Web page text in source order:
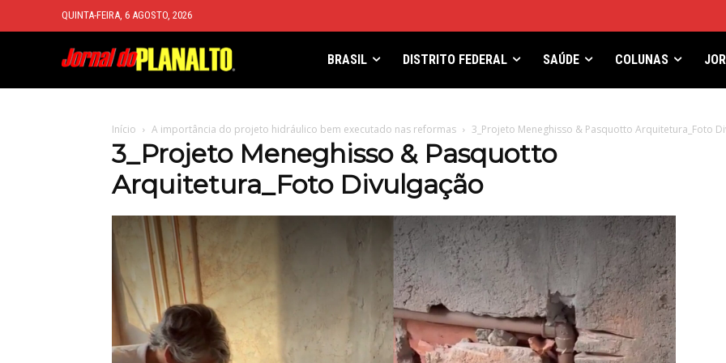
QUINTA-FEIRA, 6 AGOSTO, 2026
BRASIL DISTRITO FEDERAL SAÚDE COLUNAS
Início A importância do projeto hidráulico bem executado nas reformas 3_Projeto Meneghisso & Pasquotto Arquitetura_Foto
3_Projeto Meneghisso & Pasquotto
Arquitetura_Foto Divulgação